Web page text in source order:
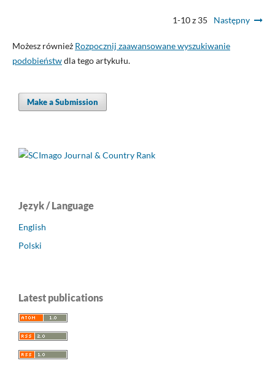
1-10 z 35 Następny
Możesz również Rozpocznij zaawansowane wyszukiwanie
podobieństwdla tego artykułu.
Make a Submission
Język / Language
English
Polski
Latest publications